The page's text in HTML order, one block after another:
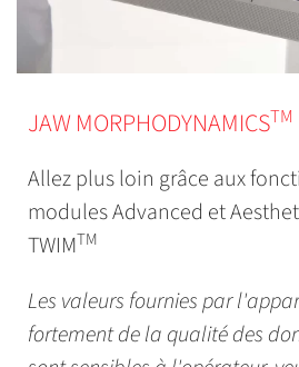
JAW MORPHODYNAMICSTM
Allez plus loin grâce aux
modules Advanced et
TWIMTM
Les valeurs fournies par
fortement de la qualité des